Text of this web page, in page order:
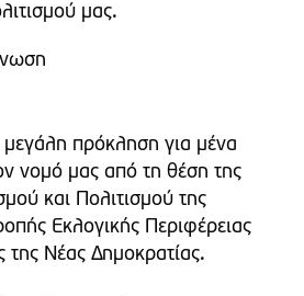
μας.
μεγάλη πρόκληση για μένα
νομό μας από τη θέση της
και Πολιτισμού της
Εκλογικής Περιφέρειας
της Νέας Δημοκρατίας.